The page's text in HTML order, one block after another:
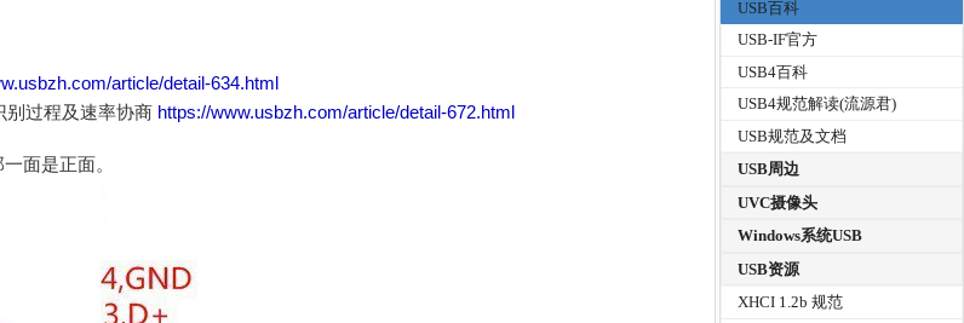
article/detail-634.html
别过程及速率协商 https://www.usbzh.com/article/detail-672.html
面是正面。
USB百科
USB-IF官方
USB4百科
USB4规范解读(流源君)
USB规范及文档
USB周边
UVC摄像头
Windows系统USB
USB资源
XHCI 1.2b 规范